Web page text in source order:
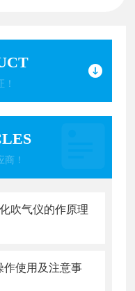
！
吹气仪的作原理
作使用及注意事